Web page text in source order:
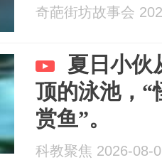
奇葩街坊故事会
夏日小伙
顶的泳池，“
赏鱼”。
科教聚焦 2026-08-